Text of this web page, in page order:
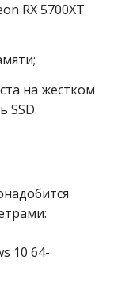
RX 5700XT
на жестком
SSD.
10 64-